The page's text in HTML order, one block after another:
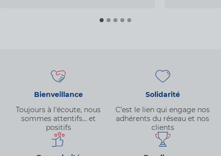
Bienveillance
Toujours à l'écoute, nous
sommes attentifs… et
positifs
Solidarité
C’est le lien qui engage nos
adhérents du réseau et nos
clients